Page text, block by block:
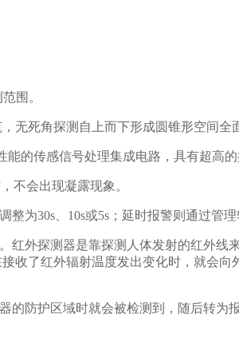
围。
无死角探测自上而下形成圆锥形空间全
的传感信号处理集成电路，具有超高的
不会出现凝露现象。
为30s、10s或5s；延时报警则通过管理
外探测器是靠探测人体发射的红外线
收了红外辐射温度发出变化时，就会向
防护区域时就会被检测到，随后转为